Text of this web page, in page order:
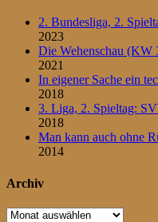
2. Bundesliga, 2.
2023
Die Wehenschau (KW
2021
In eigener Sache ein
2018
3. Liga, 2. Spieltag:
2018
Man kann auch ohne
2014
Archiv
Archiv